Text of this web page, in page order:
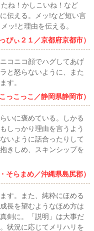
ね！かしこいね！など
伝える。メッ!など短い言
ッ!と理由を伝える。
ぴぃ２１／京都府京都市）
コニコ顔でハグしてあげ
と怒らないように、また
す。
っこっこ／静岡県静岡市）
いに褒めている。しかる
しっかり理由を言うよう
いように話合ったりして
きしめ、スキンシップを
・そらまめ／沖縄県島尻郡）
す。また、純粋にほめる
長を望むようなほめ方は
剣に。「説明」は大事だ
状況に応じてメリハリを